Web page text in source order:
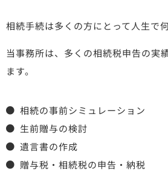
相続手続は多くの方にとって人生で
当事務所は、多くの相続税申告の実
ます。
相続の事前シミュレーション
生前贈与の検討
遺言書の作成
贈与税・相続税の申告・納税